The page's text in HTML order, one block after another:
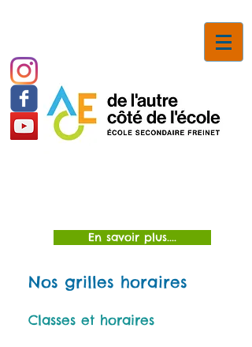
En savoir plus....
Nos grilles horaires
Classes et horaires